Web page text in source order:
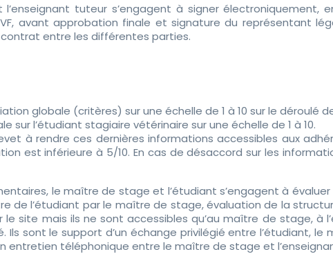
tuteur s’engagent à signer électroniquement,
avant approbation finale et signature du représentant
entre les différentes parties.
globale (critères) sur une échelle de 1 à 10 sur le déroulé
l’étudiant stagiaire vétérinaire sur une échelle de 1 à 10.
à rendre ces dernières informations accessibles aux
est inférieure à 5/10. En cas de désaccord sur les
le maître de stage et l’étudiant s’engagent à
de l’étudiant par le maître de stage, évaluation de la
site mais ils ne sont accessibles qu’au maître de stage, à
Ils sont le support d’un échange privilégié entre l’étudiant,
entretien téléphonique entre le maître de stage et